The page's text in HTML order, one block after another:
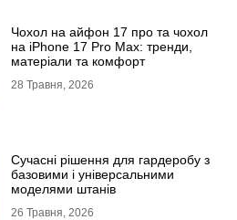
Чохол на айфон 17 про та чохол
на iPhone 17 Pro Max: тренди,
матеріали та комфорт
28 Травня, 2026
Сучасні рішення для гардеробу з
базовими і універсальними
моделями штанів
26 Травня, 2026